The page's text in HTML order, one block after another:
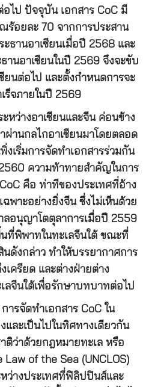
ไป ปัจจุบัน เอกสาร CoC มี
ร้อยละ 70 จากการประสาน
ะธานอาเซียนเมื่อปี 2568 และ
านอาเซียนในปี 2569 จึงจะขับ
ยนต่อไป และตั้งกำหนดการจะ
ร็จภายในปี 2569
หว่างอาเซียนและจีน ค่อนข้าง
ผ่านกลไกอาเซียนมาโดยตลอด
งเริ่มการจัดทำเอกสารร่วมกัน
ความท้าทายสำคัญในการ
คือ ท่าทีของประเทศที่อ้าง
พาะอย่างยิ่งจีน ซึ่งไม่เห็นด้วย
ลอนุญาโตตุลาการเมื่อปี 2559
ที่พิพาทในทะเลจีนใต้ ขณะที่
ดังกล่าว ทำให้บรรยากาศการ
เครียด และต่างฝ่ายต่าง
ลจีนใต้เพื่อรักษาบทบาทต่อไป
ารจัดทำเอกสาร CoC ใน
และเป็นไปในทิศทางเดียวกัน
ว่าด้วยกฎหมายทะเล หรือ
of the Sea (UNCLOS)
ว่างประเทศที่ฟิลิปปินส์และ